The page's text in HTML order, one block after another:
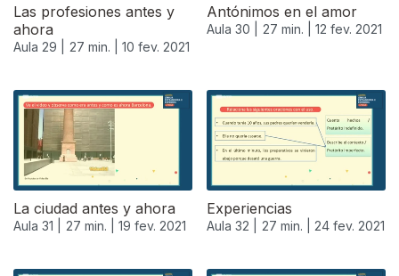
Las profesiones antes y
ahora
Aula 29 | 27 min. | 10 fev. 2021
Antónimos en el amor
Aula 30 | 27 min. | 12 fev. 2021
La ciudad antes y ahora
Aula 31 | 27 min. | 19 fev. 2021
Experiencias
Aula 32 | 27 min. | 24 fev. 2021